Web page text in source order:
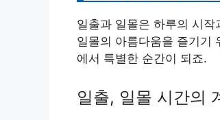
일출과 일몰은 하루의 시
일몰의 아름다움을 즐기기
에서 특별한 순간이 되죠.
일출, 일몰 시간의